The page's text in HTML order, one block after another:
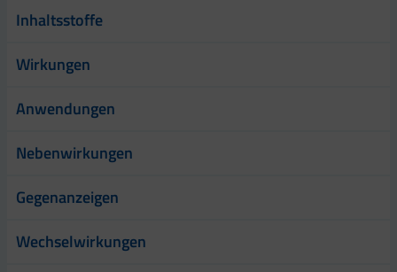
Inhaltsstoffe
Wirkungen
Anwendungen
Nebenwirkungen
Gegenanzeigen
Wechselwirkungen